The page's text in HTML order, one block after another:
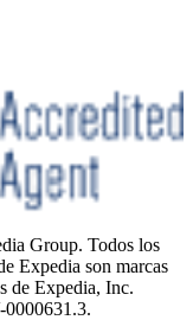
Group. Todos los
Expedia son marcas
de Expedia, Inc.